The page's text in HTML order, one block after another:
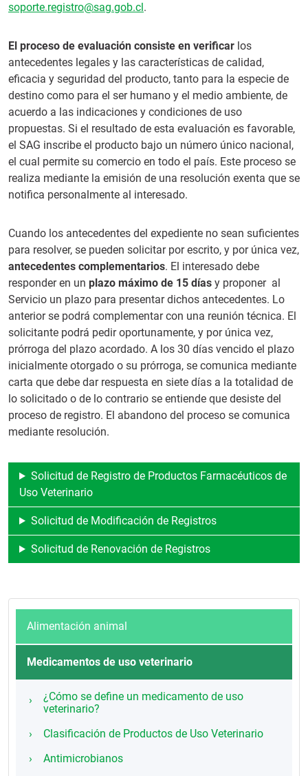
soporte.registro@sag.gob.cl.
El proceso de evaluación consiste en verificar los
antecedentes legales y las características de calidad,
eficacia y seguridad del producto, tanto para la especie de
destino como para el ser humano y el medio ambiente, de
acuerdo a las indicaciones y condiciones de uso
propuestas. Si el resultado de esta evaluación es favorable,
el SAG inscribe el producto bajo un número único nacional,
el cual permite su comercio en todo el país. Este proceso se
realiza mediante la emisión de una resolución exenta que se
notifica personalmente al interesado.
Cuando los antecedentes del expediente no sean suficientes
para resolver, se pueden solicitar por escrito, y por única vez,
antecedentes complementarios. El interesado debe
responder en un plazo máximo de 15 días y proponer al
Servicio un plazo para presentar dichos antecedentes. Lo
anterior se podrá complementar con una reunión técnica. El
solicitante podrá pedir oportunamente, y por única vez,
prórroga del plazo acordado. A los 30 días vencido el plazo
inicialmente otorgado o su prórroga, se comunica mediante
carta que debe dar respuesta en siete días a la totalidad de
lo solicitado o de lo contrario se entiende que desiste del
proceso de registro. El abandono del proceso se comunica
mediante resolución.
Solicitud de Registro de Productos Farmacéuticos de
Uso Veterinario
Solicitud de Modificación de Registros
Solicitud de Renovación de Registros
Alimentación animal
Medicamentos de uso veterinario
¿Cómo se define un medicamento de uso
veterinario?
Clasificación de Productos de Uso Veterinario
Antimicrobianos